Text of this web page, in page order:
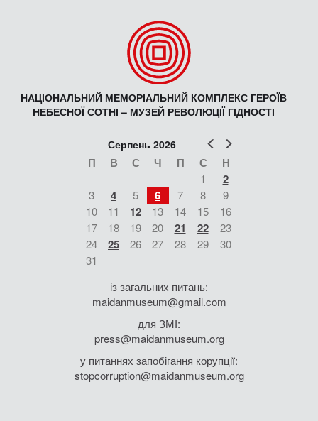
НАЦІОНАЛЬНИЙ МЕМОРІАЛЬНИЙ КОМПЛЕКС ГЕРОЇВ
НЕБЕСНОЇ СОТНІ – МУЗЕЙ РЕВОЛЮЦІЇ ГІДНОСТІ
Попер
Серпень 2026
П В С Ч П С Н
1 2
3 4 5 6 7 8
9
10
11 12 13 14 15
16
17
18 19 20 21 22
23
24
25 26 27 28 29
30
31
із загальних питань:
maidanmuseum@gmail.com
для ЗМІ:
press@maidanmuseum.org
у питаннях запобігання корупції:
stopcorruption@maidanmuseum.org